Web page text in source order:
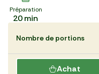
Préparation
20min
Achat
Nombre de portions